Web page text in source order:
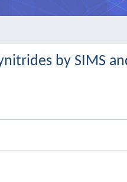
by SIMS